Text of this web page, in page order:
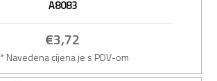
A8083
€3,72
* Navedena cijena je s PDV-om